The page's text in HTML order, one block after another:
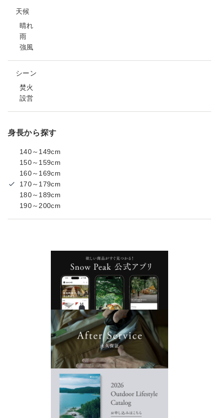
天候
晴れ
雨
強風
シーン
焚火
設営
身長から探す
140～149cm
150～159cm
160～169cm
170～179cm
180～189cm
190～200cm